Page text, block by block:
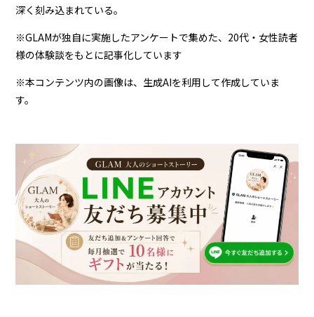
深く刻み込まれている。
※GLAMが独自に実施したアンケートで集めた、20代・女性読者
様の体験談をもとに記事化しています
※本コンテンツ内の画像は、生成AIを利用して作成していま
す。